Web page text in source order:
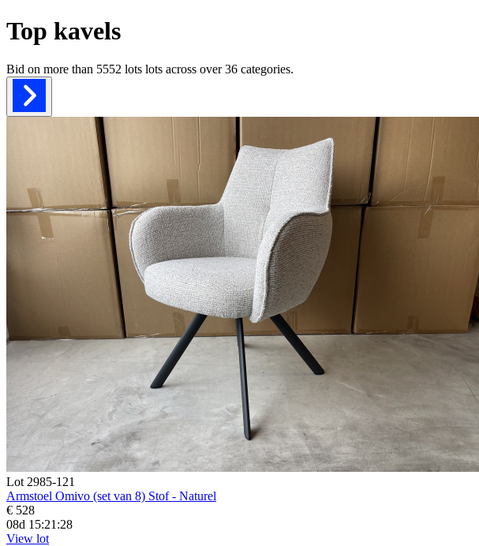
Top kavels
Bid on more than 5552 lots lots across over36 categories.
Lot 2985-121
Armstoel Omivo (set van 8) Stof - Naturel
€ 528
08d 15:21:27
View lot